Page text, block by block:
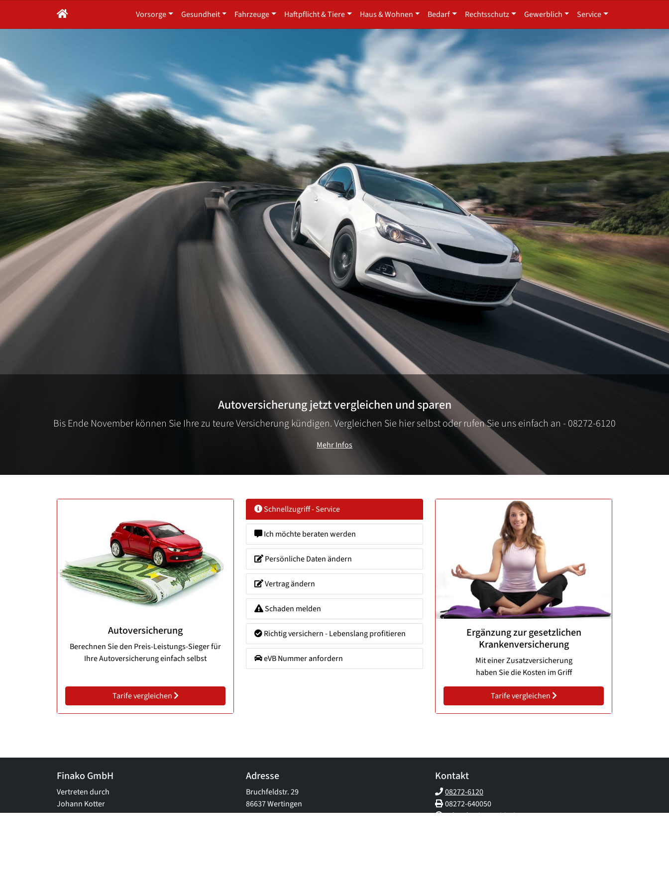
Vorsorge Gesundheit Fahrzeuge Haftpflicht & Tiere Haus & Wohnen Bedarf Rechtsschutz Gewerblich Service
Autoversicherung jetzt vergleichen und sparen
Bis Ende November können Sie Ihre zu teure Versicherung kündigen. Vergleichen Sie hier selbst oder rufen Sie uns einfach an - 08272-6120
Mehr Infos
Autoversicherung
Berechnen Sie den Preis-Leistungs-Sieger für
Ihre Autoversicherung einfach selbst
Tarife vergleichen
Schnellzugriff - Service
Ich möchte beraten werden
Persönliche Daten ändern
Vertrag ändern
Schaden melden
Richtig versichern - Lebenslang profitieren
eVB Nummer anfordern
Ergänzung zur gesetzlichen
Krankenversicherung
Mit einer Zusatzversicherung
haben Sie die Kosten im Griff
Tarife vergleichen
Finako GmbH
Vertreten durch
Johann Kotter
Adresse
Bruchfeldstr. 29
86637 Wertingen
Kontakt
08272-6120
08272-640050
info@finako-gmbh.de